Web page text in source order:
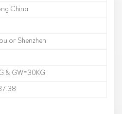
China
or Shenzhen
& GW=30KG